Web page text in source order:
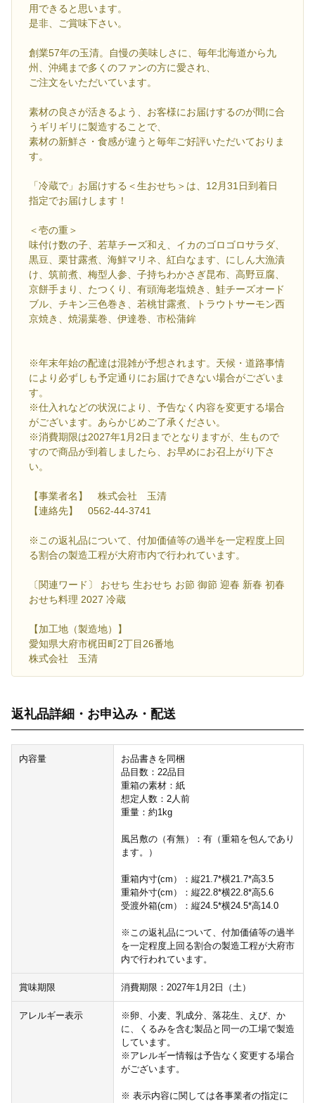
用できると思います。
是非、ご賞味下さい。
創業57年の玉清。自慢の美味しさに、毎年北海道から九
州、沖縄まで多くのファンの方に愛され、
ご注文をいただいています。
素材の良さが活きるよう、お客様にお届けするのが間に合
うギリギリに製造することで、
素材の新鮮さ・食感が違うと毎年ご好評いただいておりま
す。
「冷蔵で」お届けする＜生おせち＞は、12月31日到着日
指定でお届けします！
＜壱の重＞
味付け数の子、若草チーズ和え、イカのゴロゴロサラダ、
黒豆、栗甘露煮、海鮮マリネ、紅白なます、にしん大漁漬
け、筑前煮、梅型人参、子持ちわかさぎ昆布、高野豆腐、
京餅手まり、たつくり、有頭海老塩焼き、鮭チーズオード
ブル、チキン三色巻き、若桃甘露煮、トラウトサーモン西
京焼き、焼湯葉巻、伊達巻、市松蒲鉾
※年末年始の配達は混雑が予想されます。天候・道路事情
により必ずしも予定通りにお届けできない場合がございま
す。
※仕入れなどの状況により、予告なく内容を変更する場合
がございます。あらかじめご了承ください。
※消費期限は2027年1月2日までとなりますが、生もので
すので商品が到着しましたら、お早めにお召上がり下さ
い。
【事業者名】 株式会社 玉清
【連絡先】 0562-44-3741
※この返礼品について、付加価値等の過半を一定程度上回
る割合の製造工程が大府市内で行われています。
〔関連ワード〕 おせち 生おせち お節 御節 迎春 新春 初春
おせち料理 2027 冷蔵
【加工地（製造地）】
愛知県大府市梶田町2丁目26番地
株式会社 玉清
返礼品詳細・お申込み・配送
内容量
お品書きを同梱
品目数：22品目
重箱の素材：紙
想定人数：2人前
重量：約1kg
風呂敷の（有無）：有（重箱を包んであり
ます。）
重箱内寸(cm）：縦21.7*横21.7*高3.5
重箱外寸(cm）：縦22.8*横22.8*高5.6
受渡外箱(cm）：縦24.5*横24.5*高14.0
※この返礼品について、付加価値等の過半
を一定程度上回る割合の製造工程が大府市
内で行われています。
賞味期限 消費期限：2027年1月2日（土）
アレルギー表示
※卵、小麦、乳成分、落花生、えび、か
に、くるみを含む製品と同一の工場で製造
しています。
※アレルギー情報は予告なく変更する場合
がございます。
※ 表示内容に関しては各事業者の指定に